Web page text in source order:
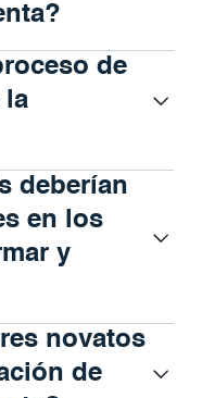
de
la
deberían
en los
y
novatos
de